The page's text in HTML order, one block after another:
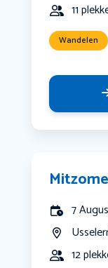
11
Wandelen
7
12